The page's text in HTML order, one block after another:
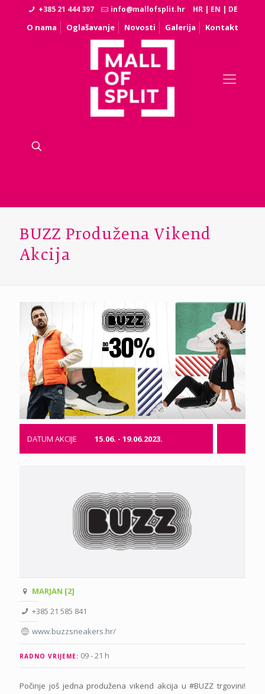
+385 21 444 397 info@mallofsplit.hr HR | EN | DE
O nama Oglašavanje Novosti Galerija Kontakt
BUZZ Produžena Vikend
Akcija
DATUM AKCIJE 15.06. - 19.06.2023.
MARJAN [2]
+385 21 585 841
www.buzzsneakers.hr/
RADNO VRIJEME: 09 - 21 h
Počinje još jedna produžena vikend akcija u #BUZZ trgovini!